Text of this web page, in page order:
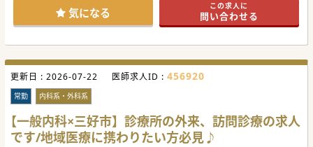
#秋入職可気になる この求人に
問い合わせる
更新日 : 2026-07-22 医師求人ID : 456920
常勤 内科系・外科系
【一般内科×三好市】診療所の外来、訪問診療の求人
です/地域医療に携わりたい方必見♪